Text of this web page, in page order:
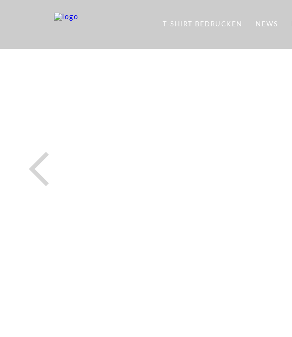
T-SHIRT BEDRUCKEN NEWS